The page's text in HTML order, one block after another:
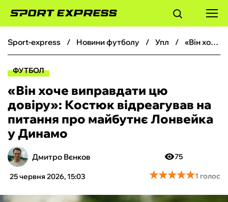
ФУТБОЛ
БОКС
ХОКЕЙ
ТЕНІС
КІБЕРСПОРТ
sport-express новини футболу упл «Він хоче виправдати цю довіру»: Костюк відреагував на питання про майбутнє Лонвейка у Динамо
ФУТБОЛ
«Він хоче виправдати цю
довіру»: Костюк відреагував на
питання про майбутнє Лонвейка
у Динамо
Дмитро Вєнков
25 червня 2026, 15:03
75
★★★★★
★★★★★1 голос